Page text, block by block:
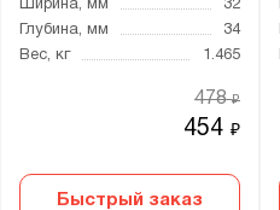
Ширина, мм
32
Глубина, мм
34
Вес, кг
1.465
454₽
478₽
Быстрый заказ